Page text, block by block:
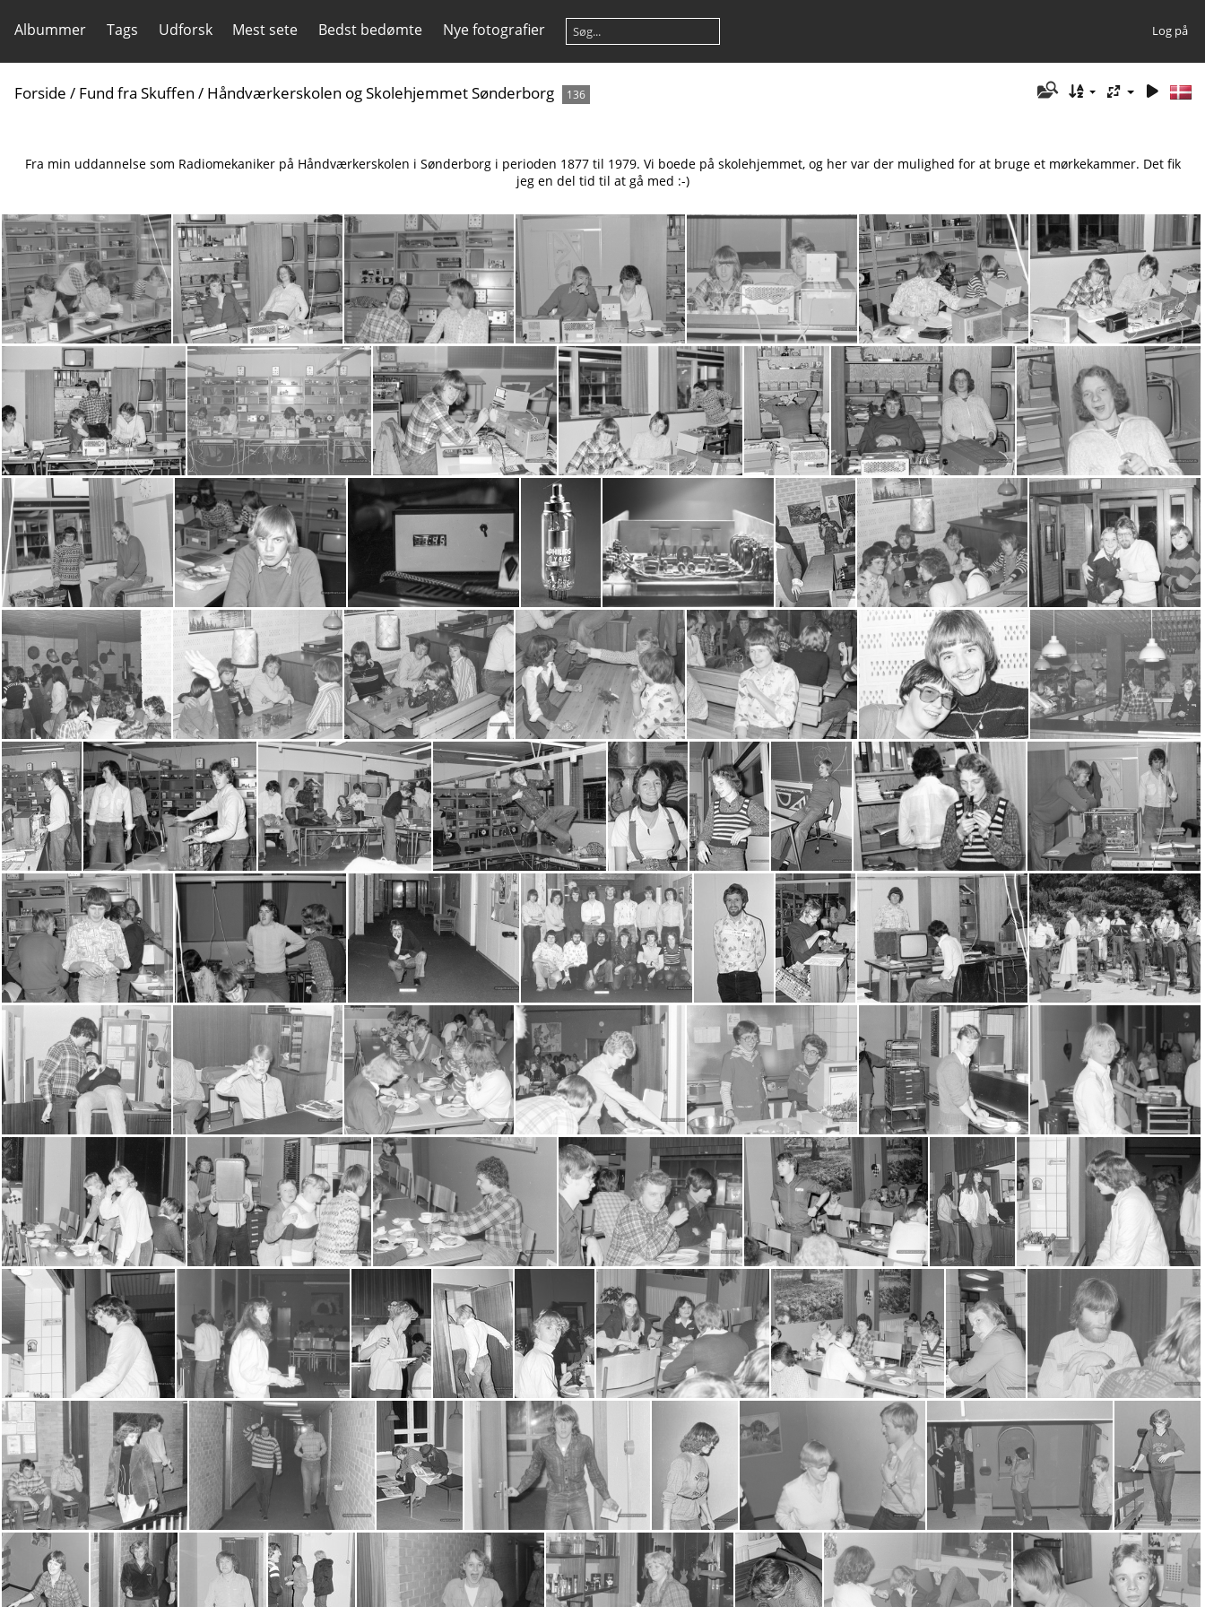
Albummer Tags Udforsk Mest sete Bedst bedømte Nye fotografier Log på
Forside / Fund fra Skuffen / Håndværkerskolen og Skolehjemmet Sønderborg 136
Fra min uddannelse som Radiomekaniker på Håndværkerskolen i Sønderborg i perioden 1877 til 1979. Vi boede på skolehjemmet, og her var der mulighed for at bruge et mørkekammer. Det fik
jeg en del tid til at gå med :-)
2016-07-11-0001 2016-07-11-0002 2016-07-11-0003 2016-07-11-0004 2016-07-11-0005 2016-07-11-0006 2016-07-11-0007
2016-07-11-0009 2016-07-11-0010 2016-07-11-0011 2016-07-11-0012 2016-07-11-0013 2016-07-11-0014 2016-07-11-0015
2016-07-11-0016 2016-07-11-0017 2016-07-11-0021 2016-07-11-0022 2016-07-11-0025 2016-07-11-0026 2016-07-11-0028 2016-07-11-0030
2016-07-11-0031 2016-07-11-0032 2016-07-11-0035 2016-07-11-0036 2016-07-11-0037 2016-07-11-0038 2016-07-11-0040
2016-07-11-0041 2016-07-11-0042 2016-07-11-0043 2016-07-11-0045 2016-07-11-0047 2016-07-11-0048 2016-07-11-0049 2016-07-11-0050 2016-07-11-0051
2016-07-11-0052 2016-07-11-0053 2016-07-11-0055 2016-07-11-0057 2016-07-11-0058 2016-07-11-0060 2016-07-11-0062 2016-07-11-0066
2016-07-12-0002 2016-07-12-0003 2016-07-12-0004 2016-07-12-0005 2016-07-12-0006 2016-07-12-0007 2016-07-12-0008
2016-07-12-0009 2016-07-12-0010 2016-07-12-0012 2016-07-12-0013 2016-07-12-0015 2016-07-12-0017 2016-07-12-0018
2016-07-12-0020 2016-07-12-0021 2016-07-12-0025 2016-07-12-0031 2016-07-12-0032 2016-07-12-0033 2016-07-12-0034 2016-07-12-0036